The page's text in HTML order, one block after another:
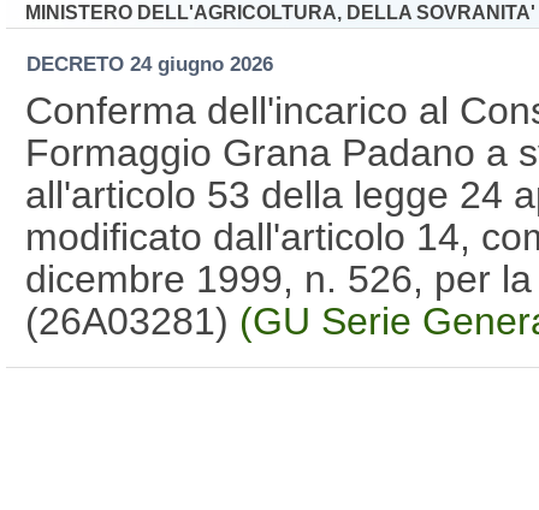
MINISTERO DELL'AGRICOLTURA, DELLA
DECRETO 24 giugno 2026
Conferma dell'incarico al
Formaggio Grana Padano a
all'articolo 53 della legge 24
modificato dall'articolo 14,
dicembre 1999, n. 526, per
(26A03281) (GU Serie